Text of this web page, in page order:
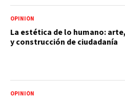
OPINIÓN
La estética de lo humano:
y construcción de ciudadanía
OPINIÓN